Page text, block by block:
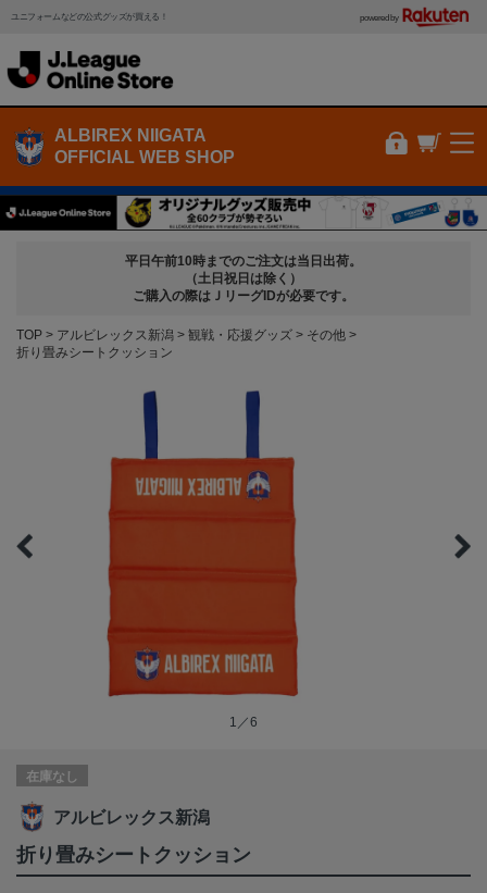
ユニフォームなどの公式グッズが買える！ powered by
ALBIREX NIIGATA
OFFICIAL WEB SHOP
平日午前10時までのご注文は当日出荷。
（土日祝日は除く）
ご購入の際はＪリーグIDが必要です。
TOP アルビレックス新潟 観戦・応援グッズ
その他
折り畳みシートクッション
1／6
在庫なし
アルビレックス新潟
折り畳みシートクッション